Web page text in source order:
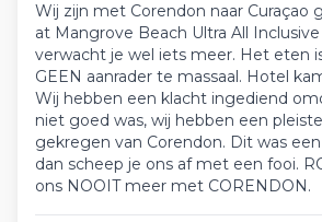
Wij zijn met Corendon naar Curaçao
at Mangrove Beach Ultra All Inclusive
verwacht je wel iets meer. Het eten
GEEN aanrader te massaal. Hotel
Wij hebben een klacht ingediend
niet goed was, wij hebben een
gekregen van Corendon. Dit was
dan scheep je ons af met een fooi.
ons NOOIT meer met CORENDON.